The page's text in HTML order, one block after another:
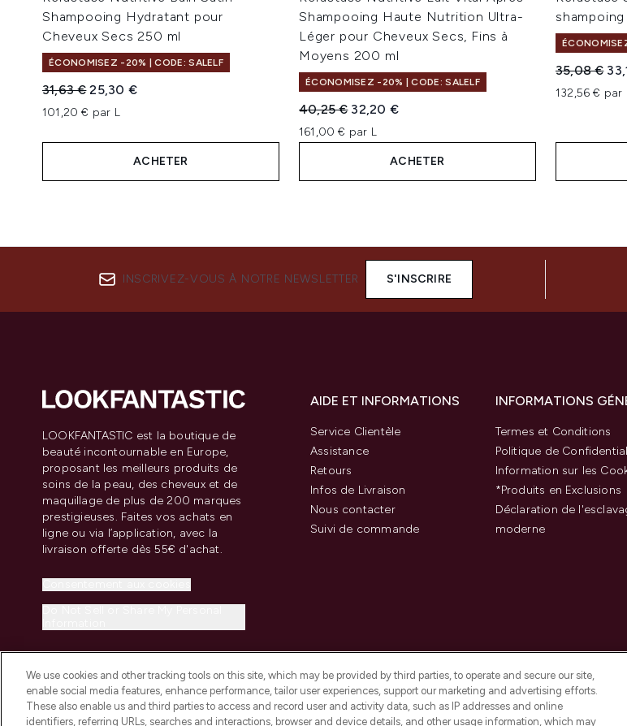
Shampooing Hydratant pour
Cheveux Secs 250 ml
ÉCONOMISEZ -20% | CODE: SALELF
Prix de vente :
31,63 €Prix ​​actuel :
25,30 €
101,20 € par L
ACHETER
Shampooing Haute Nutrition Ultra-
Léger pour Cheveux Secs, Fins à
Moyens 200 ml
ÉCONOMISEZ -20% | CODE: SALELF
Prix de vente :
40,25 € Prix ​​actuel :
32,20 €
161,00 € par L
ACHETER
Prix de
35,08 €
132,56 € par
INSCRIVEZ-VOUS À NOTRE NEWSLETTER S'INSCRIRE
LOOKFANTASTIC est la boutique de
beauté incontournable en Europe,
proposant les meilleurs produits de
soins de la peau, des cheveux et de
maquillage de plus de 200 marques
prestigieuses. Faites vos achats en
ligne ou via l’application, avec la
livraison offerte dès 55€ d'achat.
AIDE ET INFORMATIONS
Service Clientèle
Assistance
Retours
Infos de Livraison
Nous contacter
Suivi de commande
INFORMATIONS
Termes et Conditions
Politique de
Information sur les
*Produits en Exclusions
Déclaration de
moderne
We use cookies and other tracking tools on this site, which may be provided by third parties, to operate and secure our site,
enable social media features, enhance performance, tailor user experiences, support our marketing and advertising efforts.
These also enable us and third parties to access and record user and activity data, such as IP addresses and online
identifiers, referring URLs, searches and interactions, browser and device details, and other usage information, which may